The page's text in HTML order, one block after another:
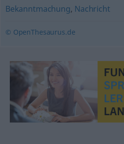
Bekanntmachung, Nachricht
© OpenThesaurus.de